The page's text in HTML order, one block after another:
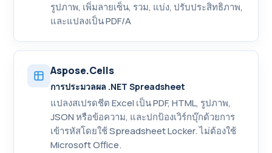
รูปภาพ, เพิ่มลายเซ็น, รวม, แบ่ง, ปรับประสิทธิภาพ,
และแปลงเป็น PDF/A
Aspose.Cells
การประมวลผล .NET Spreadsheet
แปลงสเปรดชีต Excel เป็น PDF, HTML, รูปภาพ,
JSON หรือข้อความ, และปกป้องเวิร์กบุ๊กด้วยการ
เข้ารหัสโดยใช้ Spreadsheet Locker. ไม่ต้องใช้
Microsoft Office.